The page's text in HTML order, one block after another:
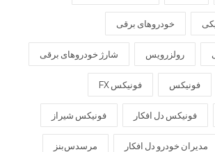
خودروهای برقی
رولزرویس شارژ خودروهای برقی
فونیکس فونیکس FX
فونیکس دل افکار فونیکس شیراز
مدیران خودرو دل افکار مرسدس‌بنز